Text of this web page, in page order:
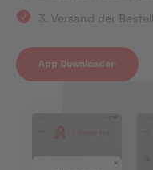
3. Versand der
App Downloaden